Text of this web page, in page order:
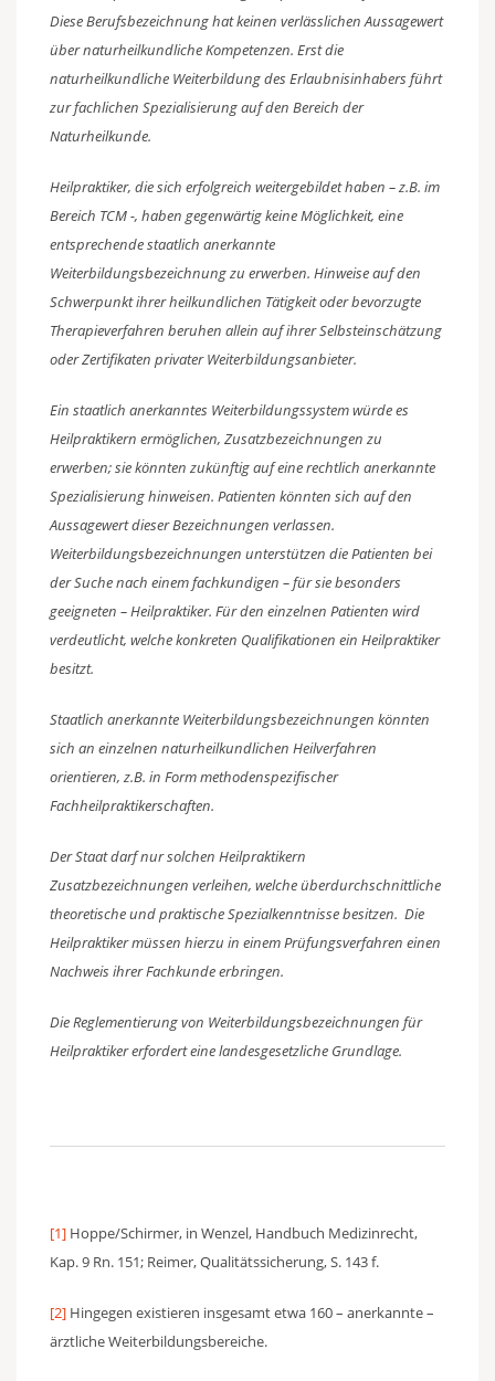
Diese Berufsbezeichnung hat keinen verlässlichen Aussagewert
über naturheilkundliche Kompetenzen. Erst die
naturheilkundliche Weiterbildung des Erlaubnisinhabers führt
zur fachlichen Spezialisierung auf den Bereich der
Naturheilkunde.
Heilpraktiker, die sich erfolgreich weitergebildet haben – z.B. im
Bereich TCM -, haben gegenwärtig keine Möglichkeit, eine
entsprechende staatlich anerkannte
Weiterbildungsbezeichnung zu erwerben. Hinweise auf den
Schwerpunkt ihrer heilkundlichen Tätigkeit oder bevorzugte
Therapieverfahren beruhen allein auf ihrer Selbsteinschätzung
oder Zertifikaten privater Weiterbildungsanbieter.
Ein staatlich anerkanntes Weiterbildungssystem würde es
Heilpraktikern ermöglichen, Zusatzbezeichnungen zu
erwerben; sie könnten zukünftig auf eine rechtlich anerkannte
Spezialisierung hinweisen. Patienten könnten sich auf den
Aussagewert dieser Bezeichnungen verlassen.
Weiterbildungsbezeichnungen unterstützen die Patienten bei
der Suche nach einem fachkundigen – für sie besonders
geeigneten – Heilpraktiker. Für den einzelnen Patienten wird
verdeutlicht, welche konkreten Qualifikationen ein Heilpraktiker
besitzt.
Staatlich anerkannte Weiterbildungsbezeichnungen könnten
sich an einzelnen naturheilkundlichen Heilverfahren
orientieren, z.B. in Form methodenspezifischer
Fachheilpraktikerschaften.
Der Staat darf nur solchen Heilpraktikern
Zusatzbezeichnungen verleihen, welche überdurchschnittliche
theoretische und praktische Spezialkenntnisse besitzen. Die
Heilpraktiker müssen hierzu in einem Prüfungsverfahren einen
Nachweis ihrer Fachkunde erbringen.
Die Reglementierung von Weiterbildungsbezeichnungen für
Heilpraktiker erfordert eine landesgesetzliche Grundlage.
[1] Hoppe/Schirmer, in Wenzel, Handbuch Medizinrecht,
Kap. 9 Rn. 151; Reimer, Qualitätssicherung, S. 143 f.
[2] Hingegen existieren insgesamt etwa 160 – anerkannte –
ärztliche Weiterbildungsbereiche.